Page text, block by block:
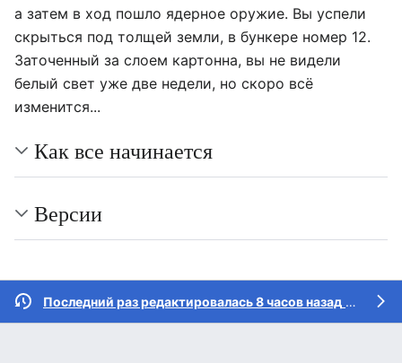
а затем в ход пошло ядерное оружие. Вы успели
скрыться под толщей земли, в бункере номер 12.
Заточенный за слоем картонна, вы не видели
белый свет уже две недели, но скоро всё
изменится...
Как все начинается
Версии
Последний раз редактировалась 8 часов назад